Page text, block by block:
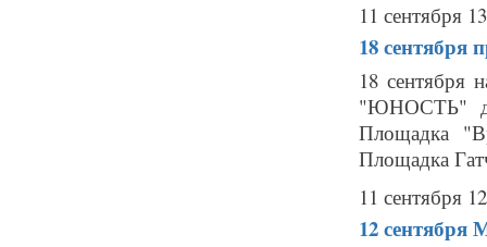
11 сентября
18 сентября
18 сентября
"ЮНОСТЬ"
Площадка
Площадка
11 сентября
12 сентября